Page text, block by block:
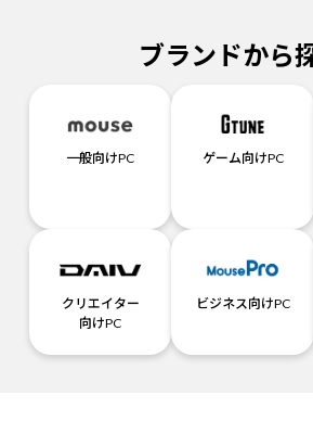
ブランドから
一般向けPC ゲーム向けPC
クリエイター
向けPC
ビジネス向けPC